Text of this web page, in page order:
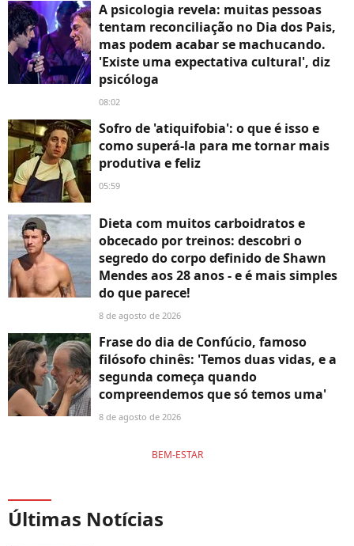
A psicologia revela: muitas pessoas
tentam reconciliação no Dia dos Pais,
mas podem acabar se machucando.
'Existe uma expectativa cultural', diz
psicóloga
08:02
Sofro de 'atiquifobia': o que é isso e
como superá-la para me tornar mais
produtiva e feliz
05:59
Dieta com muitos carboidratos e
obcecado por treinos: descobri o
segredo do corpo definido de Shawn
Mendes aos 28 anos - e é mais simples
do que parece!
8 de agosto de 2026
Frase do dia de Confúcio, famoso
filósofo chinês: 'Temos duas vidas, e a
segunda começa quando
compreendemos que só temos uma'
8 de agosto de 2026
BEM-ESTAR
Últimas Notícias